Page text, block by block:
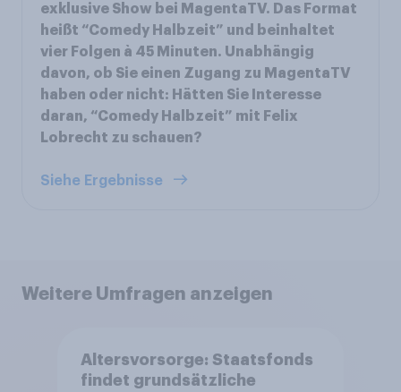
exklusive Show bei MagentaTV. Das Format
heißt “Comedy Halbzeit” und beinhaltet
vier Folgen à 45 Minuten. Unabhängig
davon, ob Sie einen Zugang zu MagentaTV
haben oder nicht: Hätten Sie Interesse
daran, “Comedy Halbzeit” mit Felix
Lobrecht zu schauen?
Siehe Ergebnisse
Weitere Umfragen anzeigen
Altersvorsorge: Staatsfonds
findet grundsätzliche